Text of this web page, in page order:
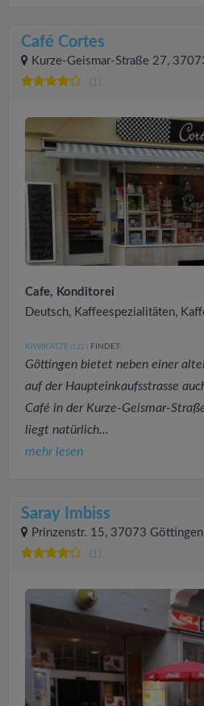
Café Cortes
Kurze-Geismar-Straße 27,
(1)
Cafe, Konditorei
Deutsch, Kaffeespezialitäten,
KIWIKATZE (122 ) FINDET:
Göttingen bietet neben einer
auf der Haupteinkaufsstrasse
Café in der Kurze-Geismar-
liegt natürlich...
mehr lesen
Saray Imbiss
Prinzenstr. 15, 37073 Göttingen
(1)